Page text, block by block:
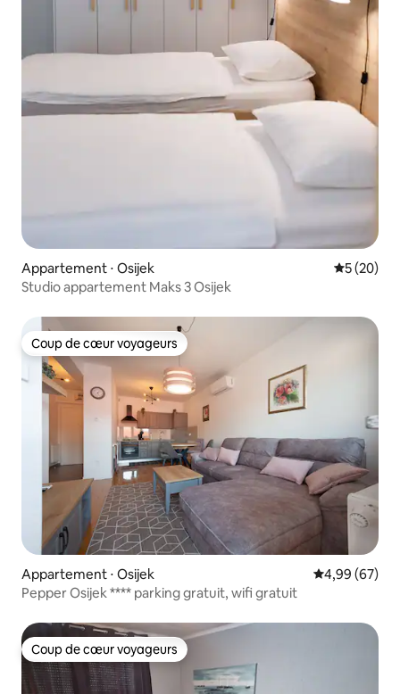
Appartement ⋅ Osijek
5 (20)
Studio appartement Maks 3 Osijek
Coup de cœur voyageurs
Coup de cœur voyageurs
Appartement ⋅ Osijek Évaluation
4,99 (67)
Pepper Osijek **** parking gratuit, wifi gratuit
Coup de cœur voyageurs
Coup de cœur voyageurs